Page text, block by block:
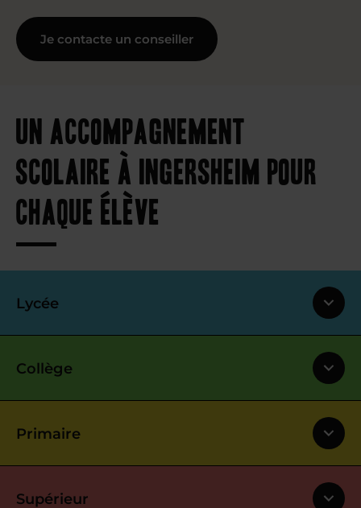
Je contacte un conseiller
Un accompagnement
scolaire à Ingersheim pour
chaque élève
Lycée
Collège
Primaire
Supérieur